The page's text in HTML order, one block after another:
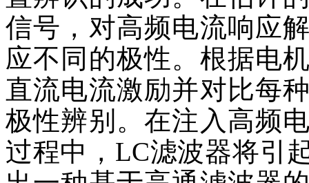
信号，对高频电流响应
应不同的极性。根据电
直流电流激励并对比每
极性辨别。在注入高频
过程中，LC滤波器将引